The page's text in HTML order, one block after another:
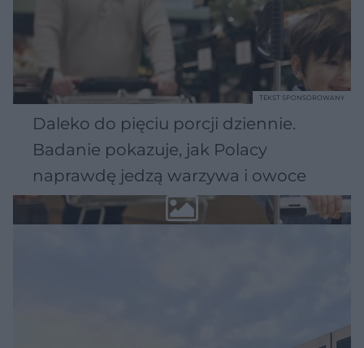
Daleko do pięciu porcji dziennie.
Badanie pokazuje, jak Polacy
naprawdę jedzą warzywa i owoce
TEKST SPONSOROWANY